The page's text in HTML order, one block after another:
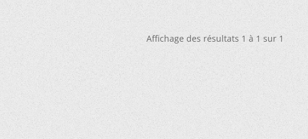
Affichage des résultats 1 à 1 sur 1